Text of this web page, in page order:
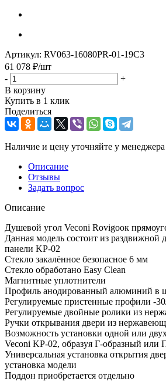
Артикул: RV063-16080PR-01-19C3
61 078 ₽/шт
-
+
В корзину
Купить в 1 клик
Поделиться
Наличие и цену уточняйте у менеджера
Описание
Отзывы
Задать вопрос
Описание
Душевой угол Veconi Rovigoок
Данная модель состоит из раздвижной
панели KP-02
Стекло закалённое безопасное 6 мм
Стекло обработано Easy Clean
Магнитные уплотнители
Профиль анодированный алюминий в
Регулируемые пристенные профили -
Регулируемые двойные ролики из
Ручки открывания двери из
Возможность установки одной или
Veconi KP-02, образуя Г-образный или
Универсальная установка открытия
установка модели
Поддон приобретается отдельно